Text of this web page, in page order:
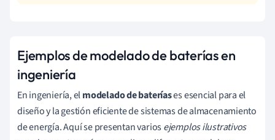
Ejemplos de modelado de baterías en
ingeniería
En ingeniería, elmodelado de bateríases esencial para el
diseño y la gestión eficiente de sistemas de almacenamiento
de energía. Aquí se presentan variosejemplos ilustrativos